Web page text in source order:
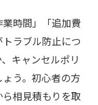
時間」「追加費
ラブル防止につ
キャンセルポリ
う。初心者の方
相見積もりを取